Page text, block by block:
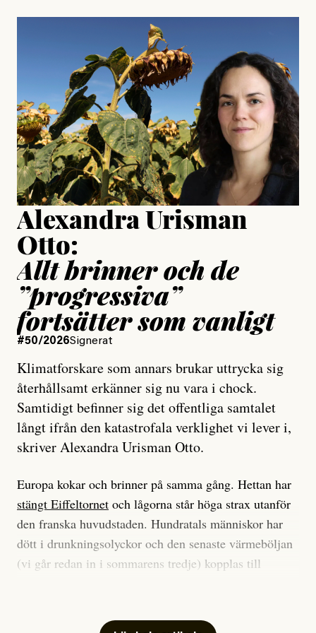
Jonas Lundström
Publicerad24 July, 2026
#23/2026
Jesper Lundby: ”Livet i sig
är ganska politiskt”
Jesper Lundby
Publicerad15 July, 2026
Uppdaterad15 July, 2026
Alexandra Urisman
Otto:
Allt brinner och de
”progressiva”
fortsätter som vanligt
#50/2026Signerat
Klimatforskare som annars brukar uttrycka sig
återhållsamt erkänner sig nu vara i chock.
Samtidigt befinner sig det offentliga samtalet
långt ifrån den katastrofala verklighet vi lever i,
skriver Alexandra Urisman Otto.
Europa kokar och brinner på samma gång. Hettan har
stängt Eiffeltornet och lågorna står höga strax utanför
den franska huvudstaden. Hundratals människor har
dött i drunkningsolyckor och den senaste värmeböljan
(vi går redan in i sommarens tredje) kopplas till
Har du också panik i hettan? Känns det som en